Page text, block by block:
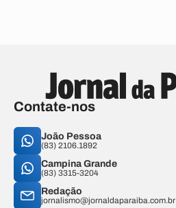
Contate-nos
João Pessoa
(83) 2106.1892
Campina Grande
(83) 3315-3204
Redação
jornalismo@jornaldaparaiba.com.br